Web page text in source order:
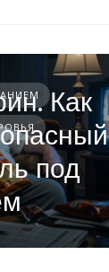
Как
под